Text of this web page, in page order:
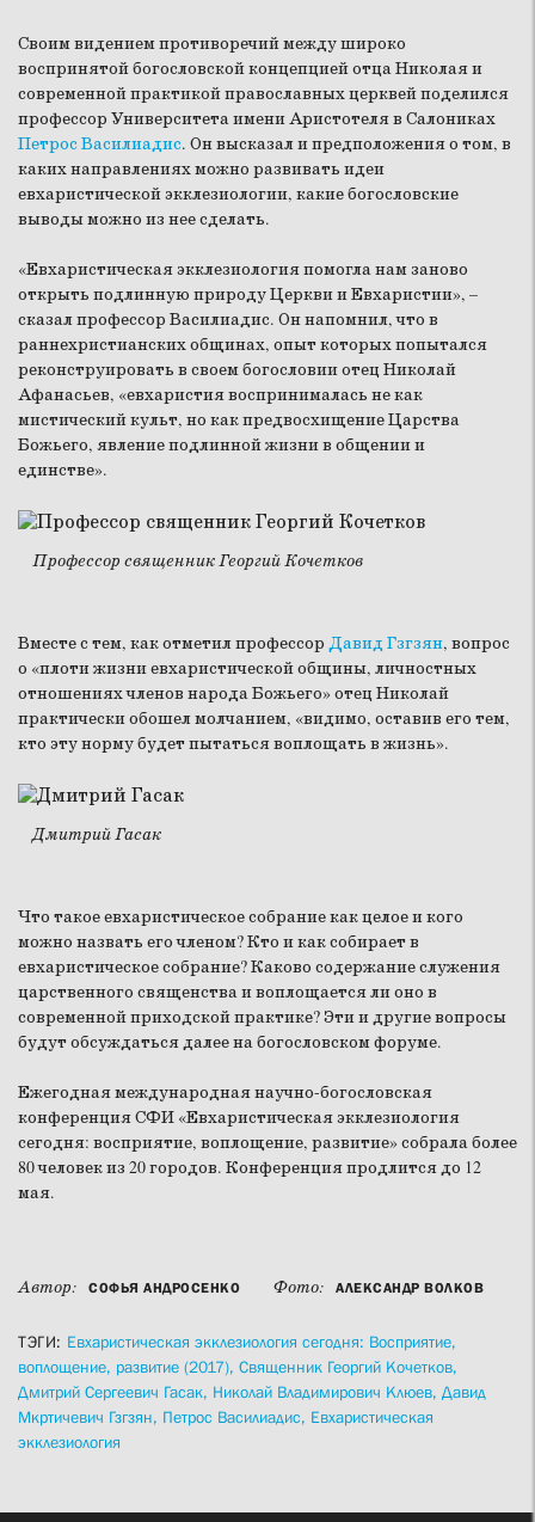
Своим видением противоречий между широко
воспринятой богословской концепцией отца Николая и
современной практикой православных церквей поделился
профессор Университета имени Аристотеля в Салониках
Петрос Василиадис. Он высказал и предположения о том, в
каких направлениях можно развивать идеи
евхаристической экклезиологии, какие богословские
выводы можно из нее сделать.
«Евхаристическая экклезиология помогла нам заново
открыть подлинную природу Церкви и Евхаристии», –
сказал профессор Василиадис. Он напомнил, что в
раннехристианских общинах, опыт которых попытался
реконструировать в своем богословии отец Николай
Афанасьев, «евхаристия воспринималась не как
мистический культ, но как предвосхищение Царства
Божьего, явление подлинной жизни в общении и
единстве».
Профессор священник Георгий Кочетков
Вместе с тем, как отметил профессор Давид Гзгзян, вопрос
о «плоти жизни евхаристической общины, личностных
отношениях членов народа Божьего» отец Николай
практически обошел молчанием, «видимо, оставив его тем,
кто эту норму будет пытаться воплощать в жизнь».
Дмитрий Гасак
Что такое евхаристическое собрание как целое и кого
можно назвать его членом? Кто и как собирает в
евхаристическое собрание? Каково содержание служения
царственного священства и воплощается ли оно в
современной приходской практике? Эти и другие вопросы
будут обсуждаться далее на богословском форуме.
Ежегодная международная научно-богословская
конференция СФИ «Евхаристическая экклезиология
сегодня: восприятие, воплощение, развитие» собрала более
80 человек из 20 городов. Конференция продлится до 12
мая.
Автор: СОФЬЯ АНДРОСЕНКО Фото: АЛЕКСАНДР ВОЛКОВ
ТЭГИ: Евхаристическая экклезиология сегодня: Восприятие,
воплощение, развитие (2017), Священник Георгий Кочетков,
Дмитрий Сергеевич Гасак, Николай Владимирович Клюев, Давид
Мкртичевич Гзгзян, Петрос Василиадис, Евхаристическая
экклезиология